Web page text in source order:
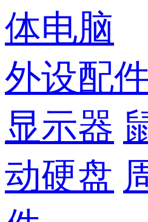
体电脑
外设配
显示器
动硬盘